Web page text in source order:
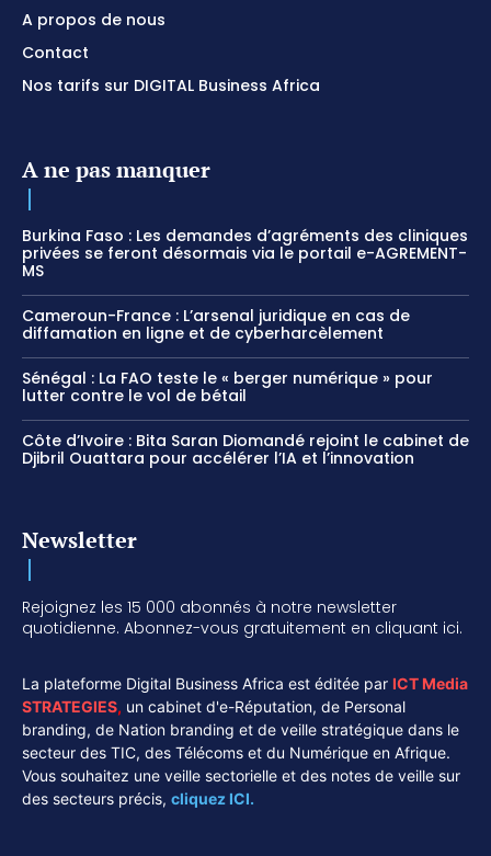
A propos de nous
Contact
Nos tarifs sur DIGITAL Business Africa
A ne pas manquer
Burkina Faso : Les demandes d’agréments des cliniques
privées se feront désormais via le portail e-AGREMENT-
MS
Cameroun-France : L’arsenal juridique en cas de
diffamation en ligne et de cyberharcèlement
Sénégal : La FAO teste le « berger numérique » pour
lutter contre le vol de bétail
Côte d’Ivoire : Bita Saran Diomandé rejoint le cabinet de
Djibril Ouattara pour accélérer l’IA et l’innovation
Newsletter
Rejoignez les 15 000 abonnés à notre newsletter
quotidienne. Abonnez-vous gratuitement en cliquant ici.
La plateforme Digital Business Africa est éditée par ICT Media
STRATEGIES, un cabinet d'e-Réputation, de Personal
branding, de Nation branding et de veille stratégique dans le
secteur des TIC, des Télécoms et du Numérique en Afrique.
Vous souhaitez une veille sectorielle et des notes de veille sur
des secteurs précis, cliquez ICI.